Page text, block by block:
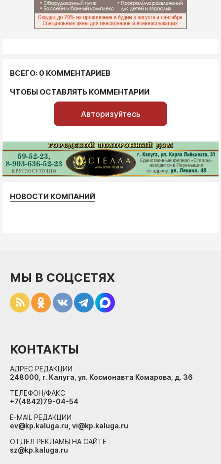
ВСЕГО: 0 КОММЕНТАРИЕВ
ЧТОБЫ ОСТАВЛЯТЬ КОММЕНТАРИИ
Авторизуйтесь
НОВОСТИ КОМПАНИЙ
МЫ В СОЦСЕТЯХ
КОНТАКТЫ
АДРЕС РЕДАКЦИИ
248000, г. Калуга, ул. Космонавта Комарова, д. 36
ТЕЛЕФОН/ФАКС
+7(4842)79-04-54
E-MAIL РЕДАКЦИИ
ev@kp.kaluga.ru, vi@kp.kaluga.ru
ОТДЕЛ РЕКЛАМЫ НА САЙТЕ
sz@kp.kaluga.ru